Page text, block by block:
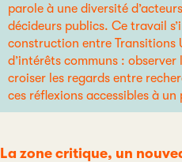
parole à une diversité
décideurs publics. Ce travail
construction entre Transitions
d’intérêts communs :
croiser les regards entre
ces réflexions accessibles à
La zone critique, un